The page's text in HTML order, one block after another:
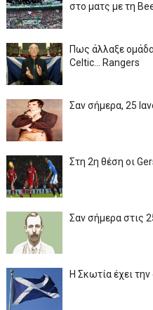
στο ματς με τη
Πως άλλαξε
Celtic... Rangers
Σαν σήμερα, 25
Στη 2η θέση οι
Σαν σήμερα στις
Η Σκωτία έχει